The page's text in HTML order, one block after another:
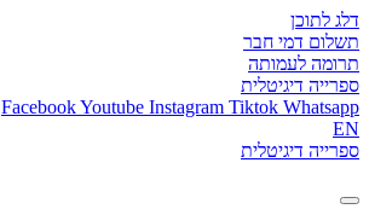
דלג לתוכן
תשלום דמי חבר
תרומה לעמותה
ספרייה דיגיטלית
FacebookYoutube Instagram Tiktok Whatsapp
EN
ספרייה דיגיטלית